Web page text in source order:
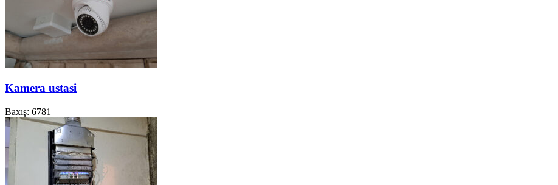
Kamera ustasi
Baxış: 6781